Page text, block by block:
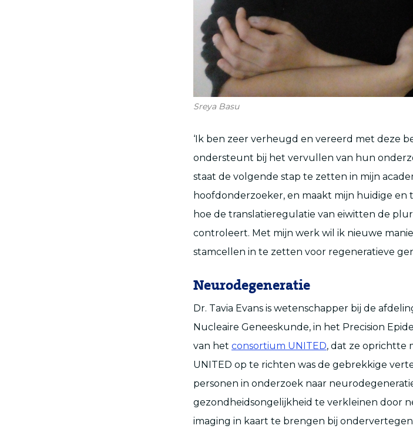
Sreya Basu
‘Ik ben zeer verheugd en vereerd met deze
ondersteunt bij het vervullen van hun
staat de volgende stap te zetten in mijn
hoofdonderzoeker, en maakt mijn huidige
hoe de translatieregulatie van eiwitten de
controleert. Met mijn werk wil ik nieuwe
stamcellen in te zetten voor regeneratieve
Neurodegeneratie
Dr. Tavia Evans is wetenschapper bij de
Nucleaire Geneeskunde, in het Precision
van het consortium UNITED, dat ze oprichtte
UNITED op te richten was de gebrekkige
personen in onderzoek naar
gezondheidsongelijkheid te verkleinen door
imaging in kaart te brengen bij